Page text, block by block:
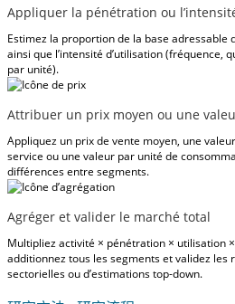
Appliquer la pénétration ou
Estimez la proportion de la base adressable
ainsi que l’intensité d’utilisation (fréquence,
par unité).
Attribuer un prix moyen ou une
Appliquez un prix de vente moyen, une
service ou une valeur par unité de
différences entre segments.
Agréger et valider le marché total
Multipliez activité × pénétration × utilisation
additionnez tous les segments et validez les
sectorielles ou d’estimations top-down.